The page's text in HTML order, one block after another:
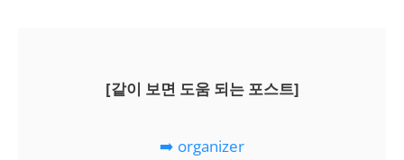
[같이 보면 도움 되는 포스트]
➡️ organizer